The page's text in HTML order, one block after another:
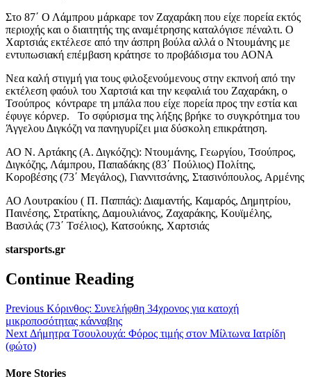
Στο 87΄ Ο Λάμπρου μάρκαρε τον Ζαχαράκη που είχε πορεία εκτός
περιοχής και ο διαιτητής της αναμέτρησης καταλόγισε πέναλτι. Ο
Χαρτσιάς εκτέλεσε από την άσπρη βούλα αλλά ο Ντουμάνης με
εντυπωσιακή επέμβαση κράτησε το προβάδισμα του ΑΟΝΑ
Νεα καλή στιγμή για τους φιλοξενούμενους στην εκπνοή από την
εκτέλεση φαόυλ του Χαρτσιά και την κεφαλιά του Ζαχαράκη, ο
Τσούπρος κόντραρε τη μπάλα που είχε πορεία προς την εστία και
έφυγε κόρνερ. Το σφύρισμα της λήξης βρήκε το συγκρότημα του
Άγγελου Διγκόζη να πανηγυρίζει μια δύσκολη επικράτηση.
ΑΟ Ν. Αρτάκης (Α. Διγκόζης): Ντουμάνης, Γεωργίου, Τσούπρος,
Διγκόζης, Λάμπρου, Παπαδάκης (83΄ Πούλιος) Πολίτης,
Κοροβέσης (73΄ Μεγάλος), Γιαννιτσάνης, Στασινόπουλος, Αρμένης
ΑΟ Λουτρακίου ( Π. Παππάς): Διαμαντής, Καμαρός, Δημητρίου,
Παινέσης, Στρατίκης, Δαμουλιάνος, Ζαχαράκης, Κουϊμέλης,
Βασιλάς (73΄ Τσέλιος), Κατσούκης, Χαρτσιάς
starsports.gr
Continue Reading
Previous Κόρινθος: Συνελήφθη 34χρονος για κατοχή
μικροποσότητας κάνναβης
Next Δήμητρα Τσουλουχά: Φόρος τιμής στον Μίλτωνα Ιατρίδη
(φώτο)
More Stories